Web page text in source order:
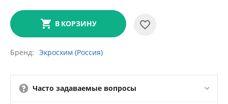
В КОРЗИНУ
Бренд Экросхим (Россия)
Часто задаваемые вопросы